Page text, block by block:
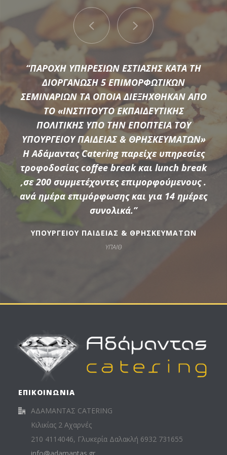
Μια μεγάλη ποικιλία από τις πιο σύγχρονες προτάσεις της
αγοράς συνθέτουν τον εξοπλισμό που διαθέτει η
Αδάμαντας Catering για να υποστηρίξουμε τις ξεχωριστές
ανάγκες κάθε εκδήλωσης.
ΠΕΡΙΣΣΟΤΕΡΑ
“ΠΑΡΟΧΗ ΥΠΗΡΕΣΙΩΝ ΕΣΤΙΑΣΗΣ ΚΑΤΑ ΤΗ
ΔΙΟΡΓΑΝΩΣΗ 5 ΕΠΙΜΟΡΦΩΤΙΚΩΝ
ΣΕΜΙΝΑΡΙΩΝ ΤΑ ΟΠΟΙΑ ΔΙΕΞΗΧΘΗΚΑΝ ΑΠΟ
ΤΟ «ΙΝΣΤΙΤΟΥΤΟ ΕΚΠΑΙΔΕΥΤΙΚΗΣ
ΠΟΛΙΤΙΚΗΣ ΥΠΟ ΤΗΝ ΕΠΟΠΤΕΙΑ ΤΟΥ
ΥΠΟΥΡΓΕΙΟΥ ΠΑΙΔΕΙΑΣ & ΘΡΗΣΚΕΥΜΑΤΩΝ»
Η Αδάμαντας Catering παρείχε υπηρεσίες
τροφοδοσίας coffee break και lunch break
,σε 200 συμμετέχοντες επιμορφούμενους .
ανά ημέρα επιμόρφωσης και για 14 ημέρες
συνολικά.”
ΥΠΟΥΡΓΕΙΟΥ ΠΑΙΔΕΙΑΣ & ΘΡΗΣΚΕΥΜΑΤΩΝ
ΥΠΑΙΘ
ΕΠΙΚΟΙΝΩΝΙΑ
ΑΔΑΜΑΝΤΑΣ CATERING
Κιλικίας 2 Αχαρνές
210 4114046, Γλυκερία Δαλακλή 6932 731655